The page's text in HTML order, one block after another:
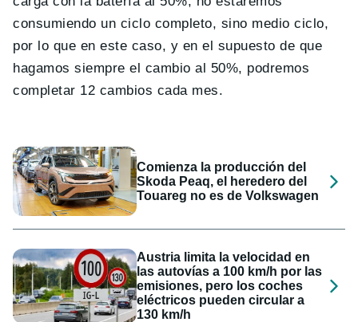
consumiendo un ciclo completo, sino medio ciclo,
por lo que en este caso, y en el supuesto de que
hagamos siempre el cambio al 50%, podremos
completar 12 cambios cada mes.
Comienza la producción del
Skoda Peaq, el heredero del
Touareg no es de Volkswagen
Austria limita la velocidad en
las autovías a 100 km/h por las
emisiones, pero los coches
eléctricos pueden circular a
130 km/h